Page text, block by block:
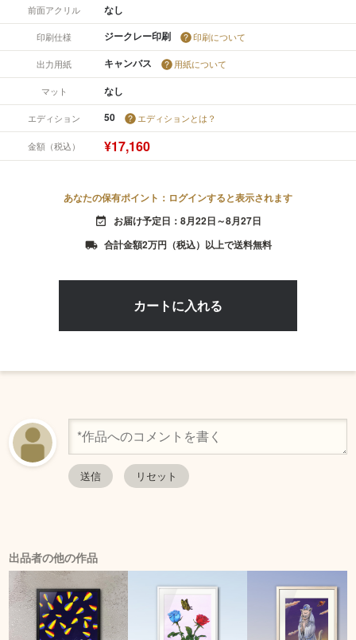
前面アクリル なし
印刷仕様 ジークレー印刷 印刷について
出力用紙 キャンバス 用紙について
マット なし
エディション 50 エディションとは？
金額（税込） ¥17,160
あなたの保有ポイント：ログインすると表示されます
event_available お届け予定日：8月22日～8月27日
local_shipping 合計金額2万円（税込）以上で送料無料
出品者の他の作品